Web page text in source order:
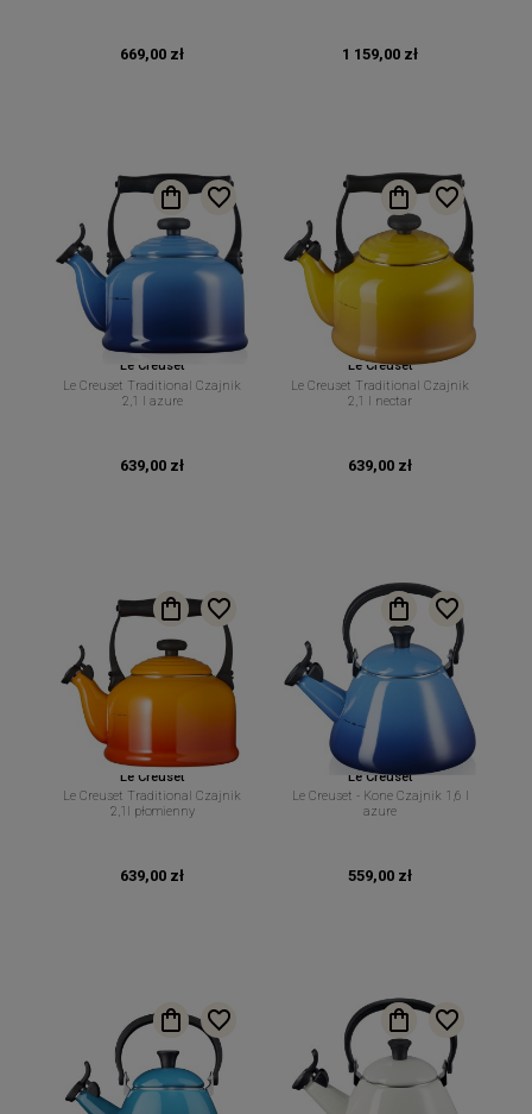
669,00 zł 1 159,00 zł
Le Creuset
Le Creuset Traditional Czajnik
2,1 l azure
639,00 zł
Le Creuset
Le Creuset Traditional Czajnik
2,1 l nectar
639,00 zł
Le Creuset
Le Creuset Traditional Czajnik
2,1l płomienny
639,00 zł
Le Creuset
Le Creuset - Kone Czajnik 1,6 l
azure
559,00 zł